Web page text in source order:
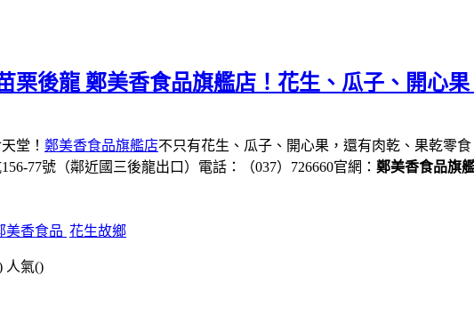
栗後龍 鄭美香食品旗艦店！花生、瓜子、開心
堂！ 鄭美香食品旗艦店不只有花生、瓜子、開心果，還有肉乾、果乾零
77號（鄰近國三後龍出口）電話：（037）726660官網： 鄭美香食品旗
美香食品 花生故鄉
人氣()